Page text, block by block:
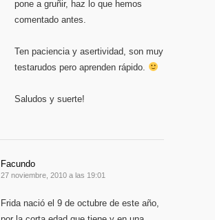
pone a gruñir, haz lo que hemos
comentado antes.
Ten paciencia y asertividad, son muy
testarudos pero aprenden rápido.
Saludos y suerte!
Facundo
27 noviembre, 2010 a las 19:01
Frida nació el 9 de octubre de este año,